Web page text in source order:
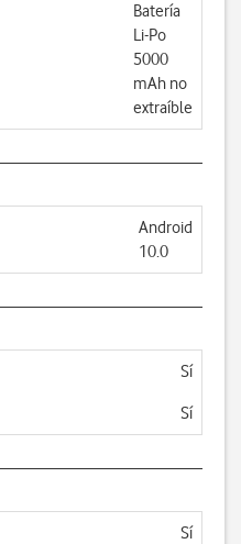
Batería
Li-Po
5000
mAh no
extraíble
Android
10.0
Sí
Sí
Sí